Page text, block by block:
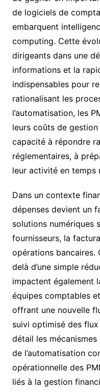
de logiciels de
embarquent
computing. Cette
dirigeants dans une
informations et la
indispensables pour
rationalisant les
l’automatisation, les
leurs coûts de
capacité à répondre
réglementaires, à
leur activité en temps
Dans un contexte
dépenses devient un
solutions numériques
fournisseurs, la
opérations bancaires.
delà d’une simple
impactent également
équipes comptables
offrant une nouvelle
suivi optimisé des
détail les
de l’automatisation
opérationnelle des
liés à la gestion